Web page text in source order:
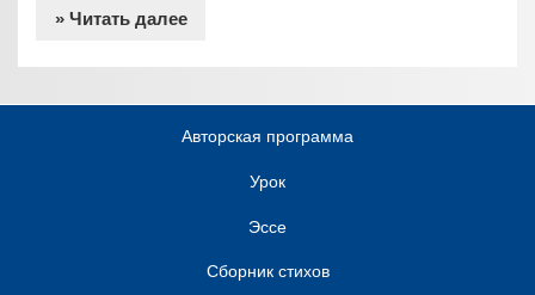
» Читать далее
Авторская программа
Урок
Эссе
Сборник стихов